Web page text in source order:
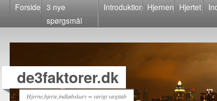
Forside 3 nye
spørgsmål
Introduktion Hjernen Hjertet
de3faktorer.dk
Hjerne,hjerte,indkøbskurv = varigt vægttab